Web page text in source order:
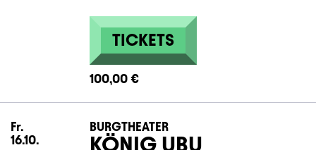
TICKETS
100,00 €
Fr.
16.10.
BURGTHEATER
KÖNIG UBU